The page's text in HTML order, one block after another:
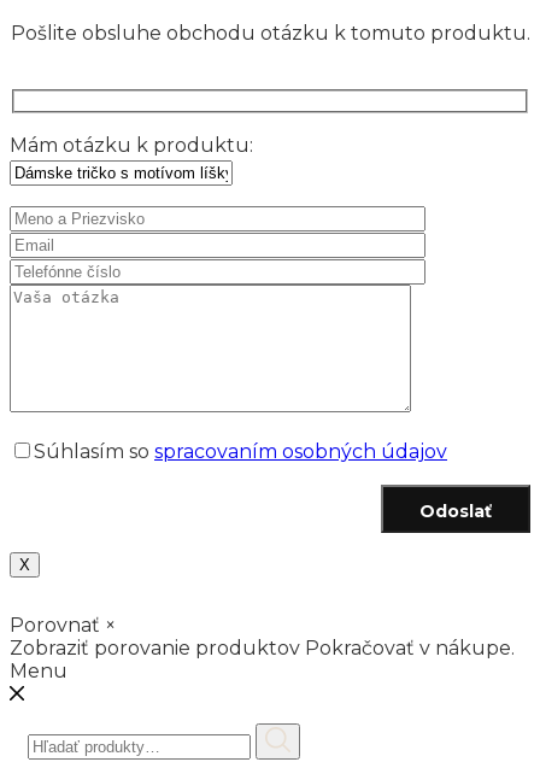
Pošlite obsluhe obchodu otázku k tomuto produktu.
Mám otázku k produktu:
Súhlasím so spracovaním osobných údajov
Odoslať
X
Porovnať ×
Zobraziť porovanie produktov Pokračovať v nákupe.
Menu
Hľadať: